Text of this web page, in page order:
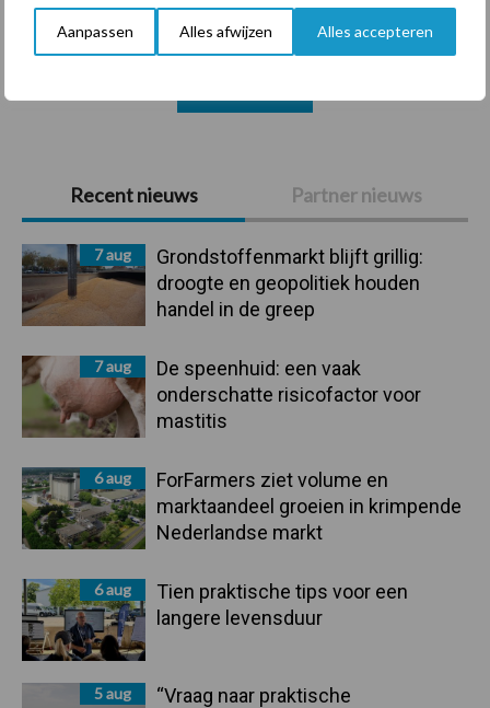
Aanpassen Alles afwijzen Alles accepteren
Primaire
Sidebar
Recent nieuws Partner nieuws
7 aug
Grondstoffenmarkt blijft grillig:
droogte en geopolitiek houden
handel in de greep
7 aug
De speenhuid: een vaak
onderschatte risicofactor voor
mastitis
6 aug
ForFarmers ziet volume en
marktaandeel groeien in krimpende
Nederlandse markt
6 aug
Tien praktische tips voor een
langere levensduur
5 aug
“Vraag naar praktische